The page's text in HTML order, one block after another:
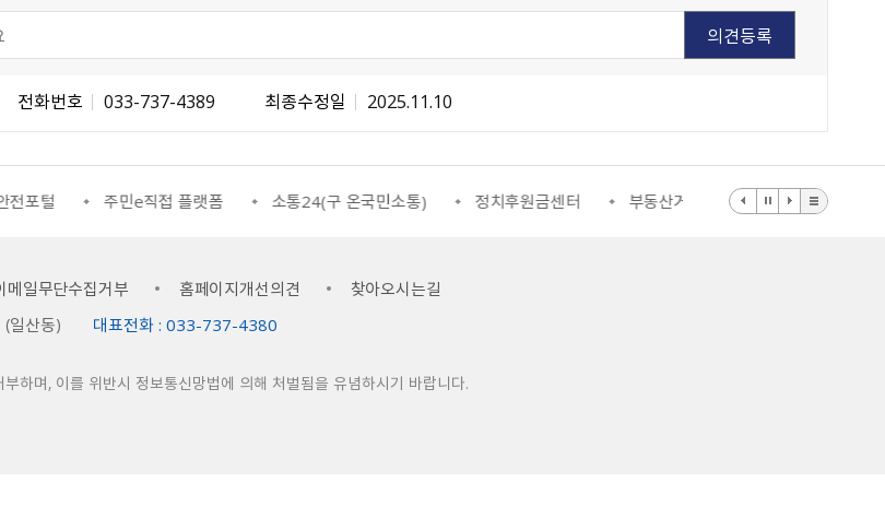
전화번호 033-737-4389 최종수정일 2025.11.10
포털 주민e직접 플랫폼 소통24(구 온국민소통) 정치후원금센터 부동산거래질서교란행위 신고센터
메일무단수집거부 홈페이지개선의견
찾아오시는길
산동）
대표전화 : 033-737-4380
하며, 이를 위반시 정보통신망법에 의해 처벌됨을 유념하시기 바랍니다.